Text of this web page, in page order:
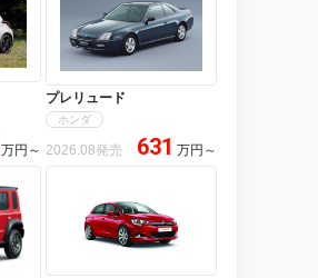
万円 ～
プレリュード
ホンダ
2026.08発売 631 万円 ～